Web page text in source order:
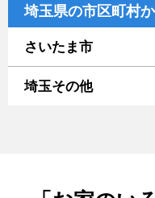
埼玉県の市区町村
さいたま市
埼玉その他